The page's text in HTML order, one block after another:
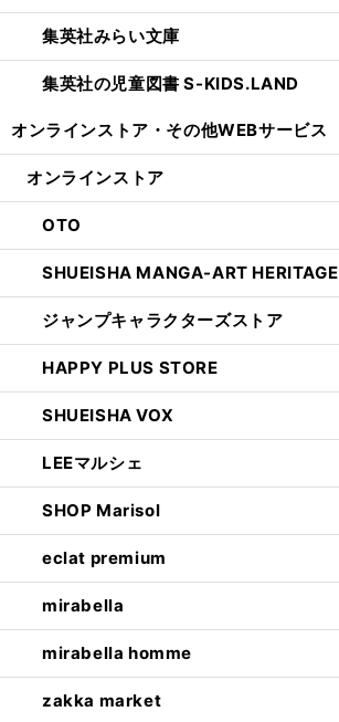
集英社みらい文庫
集英社の児童図書 S-KIDS.LAND
オンラインストア・ その他WEBサービス
オンラインストア
OTO
SHUEISHA MANGA-ART HERITAGE
ジャンプキャラクターズストア
HAPPY PLUS STORE
SHUEISHA VOX
LEEマルシェ
SHOP Marisol
eclat premium
mirabella
mirabella homme
zakka market